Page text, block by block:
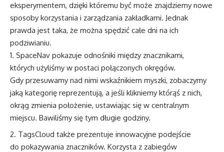
eksperymentem, dzięki któremu być może znajdziemy nowe
sposoby korzystania i zarządzania zakładkami. Jednak
prawda jest taka, że można spędzić całe dni na ich
podziwianiu.
SpaceNav pokazuje odnośniki między znacznikami,
których użyliśmy w postaci połączonych okręgów.
Gdy przesuwamy nad nimi wskaźnikiem myszki, zobaczymy
jaką kategorię reprezentują, a jeśli klikniemy którąś z nich,
okrąg zmienia położenie, ustawiając się w centralnym
miejscu. Bawiliśmy się tym długie godziny.
TagsCloud także prezentuje innowacyjne podejście
do pokazywania znaczników. Korzysta z zabiegów